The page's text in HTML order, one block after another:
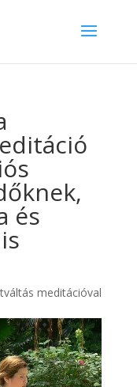
és
meditációval